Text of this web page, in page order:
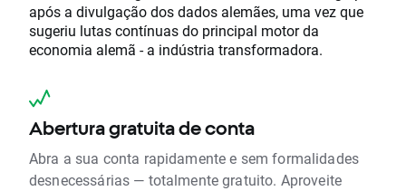
após a divulgação dos dados alemães, uma vez que
sugeriu lutas contínuas do principal motor da
economia alemã - a indústria transformadora.
Abertura gratuita de conta
Abra a sua conta rapidamente e sem formalidades
desnecessárias — totalmente gratuito. Aproveite